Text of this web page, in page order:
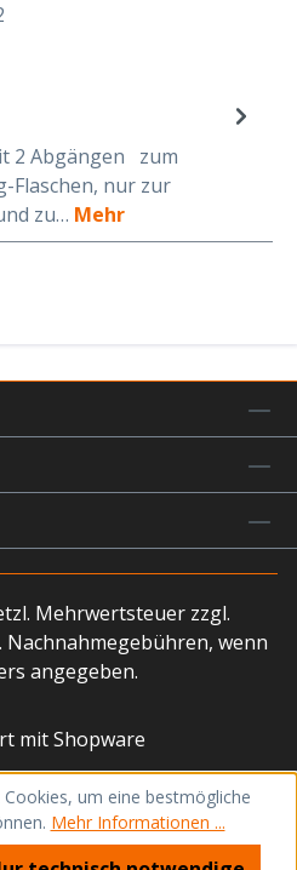
2 Abgängen zum
Flaschen, nur zur
zu… Mehr
Mehrwertsteuer zzgl.
Nachnahmegebühren, wenn
angegeben.
mit Shopware
um eine bestmögliche
Mehr Informationen ...